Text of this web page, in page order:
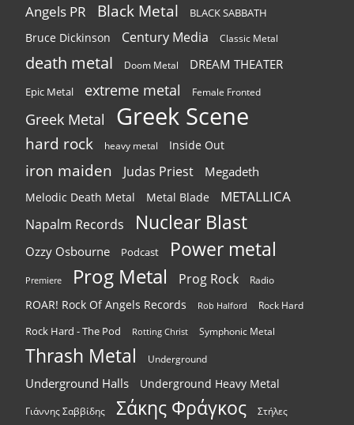
Angels PR Black Metal BLACK SABBATH
Bruce Dickinson Century Media Classic Metal
death metal Doom Metal DREAM THEATER
Epic Metal extreme metal Female Fronted
Greek Metal Greek Scene
hard rock heavy metal Inside Out
iron maiden Judas Priest Megadeth
Melodic Death Metal Metal Blade METALLICA
Napalm Records Nuclear Blast
Ozzy Osbourne Podcast Power metal
Premiere Prog Metal Prog Rock Radio
ROAR! Rock Of Angels Records Rob Halford Rock Hard
Rock Hard - The Pod Rotting Christ Symphonic Metal
Thrash Metal Underground
Underground Halls Underground Heavy Metal
Γιάννης Σαββίδης Σάκης Φράγκος Στήλες